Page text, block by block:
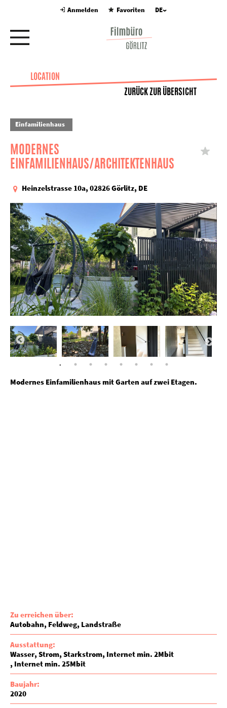
Anmelden Favoriten DE
LOCATION
ZURÜCK ZUR ÜBERSICHT
Einfamilienhaus
MODERNES
EINFAMILIENHAUS/ARCHITEKTENHAUS
Heinzelstrasse 10a, 02826 Görlitz, DE
Modernes Einfamilienhaus mit Garten auf zwei Etagen.
Zu erreichen über:
Autobahn Feldweg Landstraße
Ausstattung:
Wasser Strom Starkstrom Internet min. 2Mbit
Internet min. 25Mbit
Baujahr:
2020